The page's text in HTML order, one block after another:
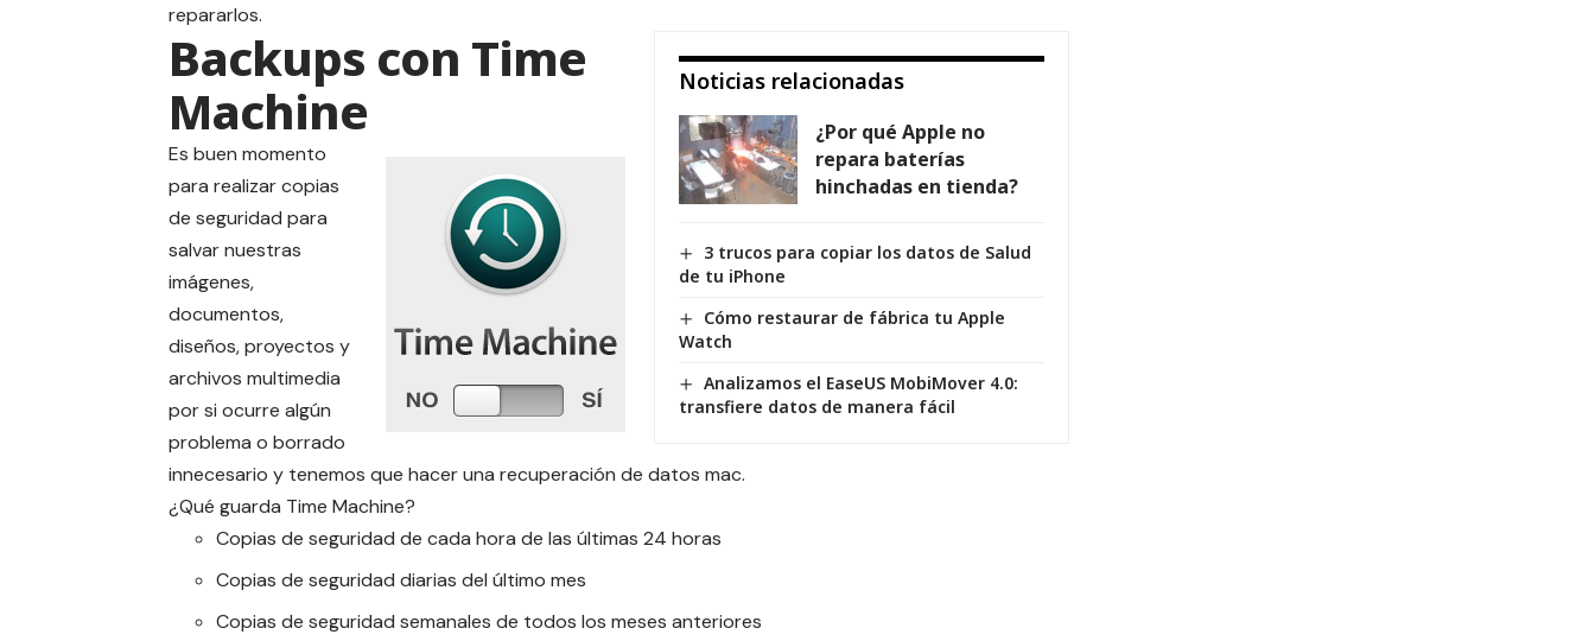
repararlos.
Noticias relacionadas
¿Por qué Apple no
repara baterías
hinchadas en tienda?
3 trucos para copiar los datos de Salud
de tu iPhone
Cómo restaurar de fábrica tu Apple
Watch
Analizamos el EaseUS MobiMover 4.0:
transfiere datos de manera fácil
Backups con Time
Machine
Es buen momento
para realizar copias
de seguridad para
salvar nuestras
imágenes,
documentos,
diseños, proyectos y
archivos multimedia
por si ocurre algún
problema o borrado
innecesario y tenemos que hacer una recuperación de datos mac.
¿Qué guarda Time Machine?
Copias de seguridad de cada hora de las últimas 24 horas
Copias de seguridad diarias del último mes
Copias de seguridad semanales de todos los meses anteriores